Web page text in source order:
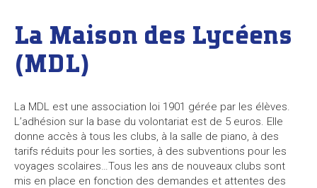
La Maison des Lycéens
(MDL)
La MDL est une association loi 1901 gérée par les élèves.
L’adhésion sur la base du volontariat est de 5 euros. Elle
donne accès à tous les clubs, à la salle de piano, à des
tarifs réduits pour les sorties, à des subventions pour les
voyages scolaires…Tous les ans de nouveaux clubs sont
mis en place en fonction des demandes et attentes des